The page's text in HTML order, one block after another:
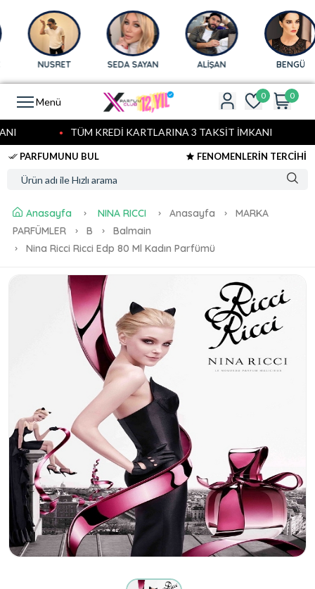
NUSRET SEDA SAYAN ALİŞAN BENGÜ
Menü 0 0
TÜM KREDİ KARTLARINA 3 TAKSİT İMKANI
PARFUMUNU BUL FENOMENLERİN TERCİHİ
Anasayfa NINA RICCI Anasayfa
MARKA
PARFÜMLER
B
Balmain
Nina Ricci Ricci Edp 80 Ml Kadın Parfümü